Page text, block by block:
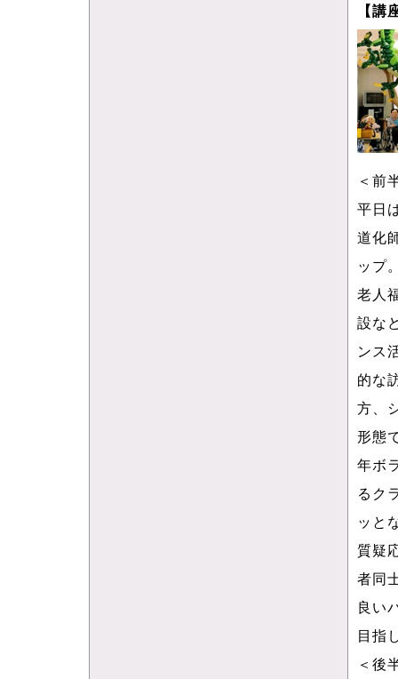
【講
＜前
平日
道化
ップ
老人
設な
ンス
的な
方、
形態
年ボ
るク
ッと
質疑
者同
良い
目指
＜後